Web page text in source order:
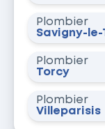
Plombier
Savigny-le-
Plombier
Torcy
Plombier
Villeparisis